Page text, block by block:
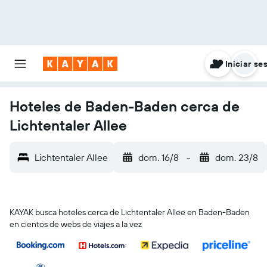
Iniciar
Hoteles de Baden-Baden cerca de
Lichtentaler Allee
Lichtentaler Allee dom. 16/8 - dom. 23/8
KAYAK busca hoteles cerca de Lichtentaler Allee en Baden-Baden
en cientos de webs de viajes a la vez